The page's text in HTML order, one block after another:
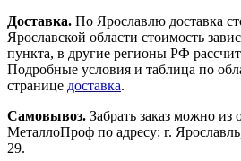
Доставка. По Ярославлю доставка
Ярославской области стоимость
пункта, в другие регионы РФ
Подробные условия и таблица по
странице доставка.
Самовывоз. Забрать заказ можно из
МеталлоПроф по адресу: г.
29.